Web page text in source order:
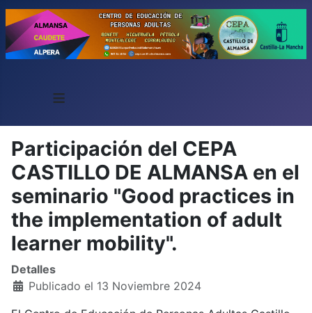
≡
Participación del CEPA
CASTILLO DE ALMANSA en el
seminario "Good practices in
the implementation of adult
learner mobility".
Detalles
Publicado el 13 Noviembre 2024